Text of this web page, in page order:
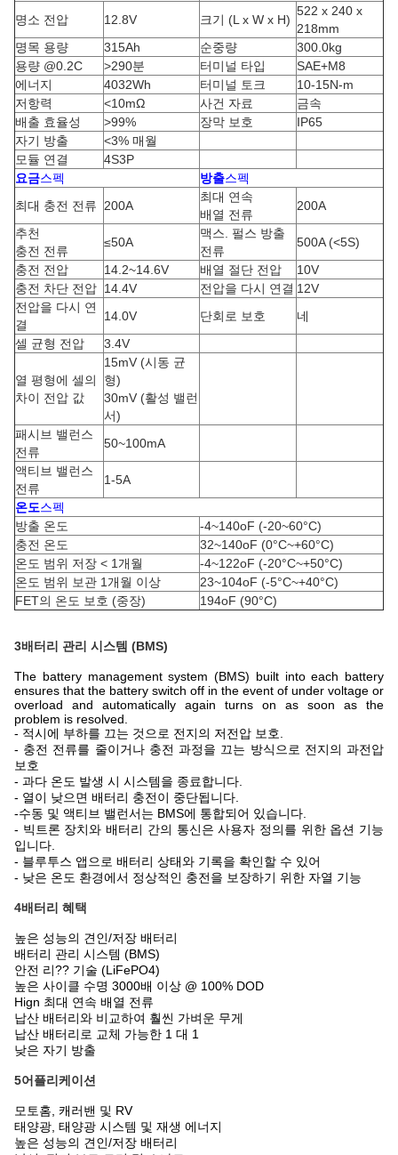
명소 전압
12.8V 크기 (L x W x H)
522 x 240 x
218mm
명목 용량
315Ah 순중량
300.0kg
용량 @0.2C
>290분 터미널 타입
SAE+M8
에너지
4032Wh 터미널 토크
10-15N-m
저항력
<10mΩ 사건 자료
금속
배출 효율성
>99% 장막 보호
IP65
자기 방출
<3% 매월
모듈 연결
4S3P
요금스펙 방출스펙
최대 충전 전류
200A
최대 연속
배열 전류
200A
추천
충전 전류
≤50A
맥스. 펄스 방출
전류
500A (<5S)
충전 전압
14.2~14.6V 배열 절단 전압
10V
충전 차단 전압 14.4V 전압을 다시 연결 12V
전압을 다시 연
결
14.0V 단회로 보호
네
셀 균형 전압
3.4V
열 평형에 셀의
차이 전압 값
15mV (시동 균
형)
30mV (활성 밸런
서)
패시브 밸런스
전류
50~100mA
액티브 밸런스
전류
1-5A
온도스펙
방출 온도
-4~140oF (-20~60°C)
충전 온도
32~140oF (0°C~+60°C)
온도 범위 저장 < 1개월
-4~122oF (-20°C~+50°C)
온도 범위 보관 1개월 이상
23~104oF (-5°C~+40°C)
FET의 온도 보호 (중장)
194oF (90°C)
3배터리 관리 시스템 (BMS)
The battery management system (BMS) built into each battery
ensures that the battery switch off in the event of under voltage or
overload and automatically again turns on as soon as the
problem is resolved.
- 적시에 부하를 끄는 것으로 전지의 저전압 보호.
- 충전 전류를 줄이거나 충전 과정을 끄는 방식으로 전지의 과전압
보호
- 과다 온도 발생 시 시스템을 종료합니다.
- 열이 낮으면 배터리 충전이 중단됩니다.
-수동 및 액티브 밸런서는 BMS에 통합되어 있습니다.
- 빅트론 장치와 배터리 간의 통신은 사용자 정의를 위한 옵션 기능
입니다.
- 블루투스 앱으로 배터리 상태와 기록을 확인할 수 있어
- 낮은 온도 환경에서 정상적인 충전을 보장하기 위한 자열 기능
4배터리 혜택
높은 성능의 견인/저장 배터리
배터리 관리 시스템 (BMS)
안전 리?? 기술 (LiFePO4)
높은 사이클 수명 3000배 이상 @ 100% DOD
Hign 최대 연속 배열 전류
납산 배터리와 비교하여 훨씬 가벼운 무게
납산 배터리로 교체 가능한 1 대 1
낮은 자기 방출
5어플리케이션
모토홈, 캐러밴 및 RV
태양광, 태양광 시스템 및 재생 에너지
높은 성능의 견인/저장 배터리